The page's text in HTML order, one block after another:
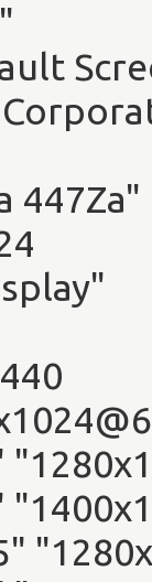
447Za"